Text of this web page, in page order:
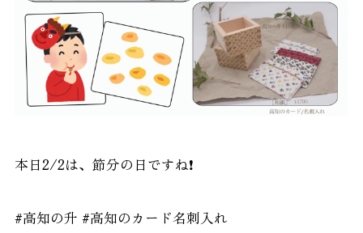
本日2/2は、節分の日ですね❗️
#高知の升 #高知のカード名刺入れ